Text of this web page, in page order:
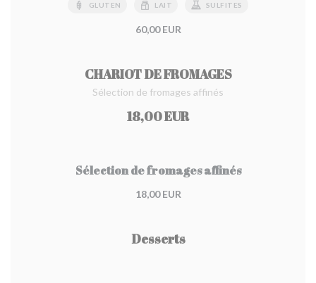
GLUTEN LAIT SULFITES
60,00 EUR
CHARIOT DE FROMAGES
Sélection de fromages affinés
18,00 EUR
Sélection de fromages affinés
18,00 EUR
Desserts